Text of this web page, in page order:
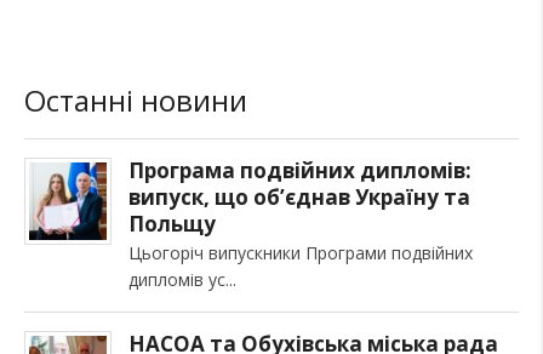
Останні новини
Програма подвійних дипломів:
випуск, що об’єднав Україну та
Польщу
Цьогоріч випускники Програми подвійних
дипломів ус
НАСОА та Обухівська міська рада